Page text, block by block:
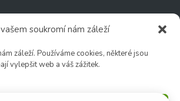
soukromí nám záleží
záleží. Používáme cookies, některé jsou
vylepšit web a váš zážitek.